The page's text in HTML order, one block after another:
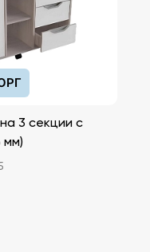
3 секции с
мм)